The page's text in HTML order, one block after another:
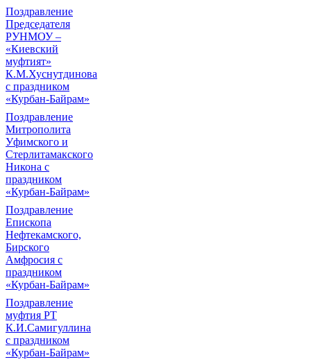
Поздравление
Председателя
РУНМОУ –
«Киевский
муфтият»
К.М.Хуснутдинова
с праздником
«Курбан-Байрам»
Поздравление
Митрополита
Уфимского и
Стерлитамакского
Никона с
праздником
«Курбан-Байрам»
Поздравление
Епископа
Нефтекамского,
Бирского
Амфросия с
праздником
«Курбан-Байрам»
Поздравление
муфтия РТ
К.И.Самигуллина
с праздником
«Курбан-Байрам»